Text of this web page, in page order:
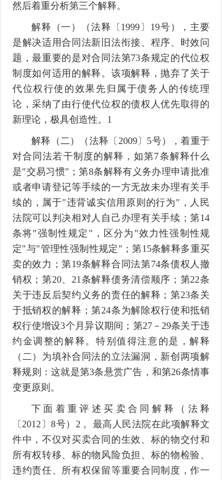
然后着重分析第三个解释。
解释（一）（法释〔1999〕19号），主要
是解决适用合同法新旧法衔接、程序、时效问
题，最重要的是对合同法第73条规定的代位权
制度如何适用的解释。该项解释，抛弃了关于
代位权行使的效果先归属于债务人的传统理
论，采纳了由行使代位权的债权人优先取得的
新理论，极具创造性。1
解释（二）（法释〔2009〕5号），着重于
对合同法若干制度的解释，如第7条解释什么
是"交易习惯"；第8条解释有义务办理申请批准
或者申请登记等手续的一方无故未办理有关手
续的，属于"违背诚实信用原则的行为"，人民
法院可以判决相对人自己办理有关手续；第14
条将"强制性规定"，区分为"效力性强制性规
定"与"管理性强制性规定"；第15条解释多重买
卖的效力；第19条解释合同法第74条债权人撤
销权；第20、21条解释债务清偿顺序；第22条
关于违反后契约义务的责任的解释；第23条关
于抵销权的解释；第24条为解除权行使和抵销
权行使增设3个月异议期间；第27－29条关于违
约金调整的解释。特别值得注意的是，解释
（二）为填补合同法的立法漏洞，新创两项解
释规则：这就是第3条悬赏广告，和第26条情事
变更原则。
下面着重评述买卖合同解释（法释
〔2012〕8号）2 。最高人民法院在此项解释文
件中，不仅对买卖合同的生效、标的物交付和
所有权转移、标的物风险负担、标的物检验、
违约责任、所有权保留等重要合同制度，作一